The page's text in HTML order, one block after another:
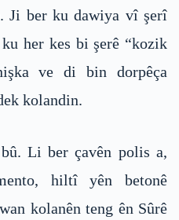
Ji ber ku dawiya vî şerî
her kes bi şerê “kozik
ve di bin dorpêça
kolandin.
Li ber çavên polis a,
hiltî yên betonê
kolanên teng ên Sûrê